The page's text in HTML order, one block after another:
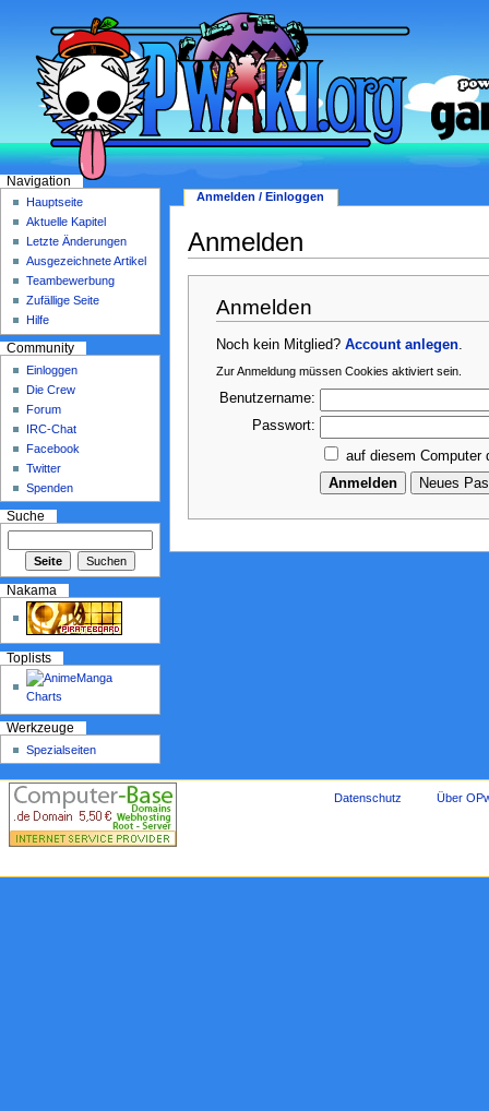
Anmelden
Anmelden
Noch kein Mitglied?Account anlegen
Zur Anmeldung müssen Cookies aktiviert sein.
Benutzername:
Passwort:
auf diesem Computer
Anmelden / Einloggen
Navigation
Hauptseite
Aktuelle Kapitel
Letzte Änderungen
Ausgezeichnete Artikel
Teambewerbung
Zufällige Seite
Hilfe
Community
Einloggen
Die Crew
Forum
IRC-Chat
Facebook
Twitter
Spenden
Suche
Nakama
Toplists
Werkzeuge
Spezialseiten
Datenschutz Über